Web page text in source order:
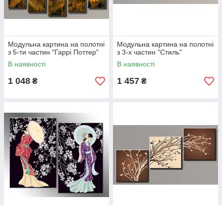
Модульна картина на полотні
з 5-ти частин "Гаррі Поттер"
В наявності
1 048 ₴
Модульна картина на полотні
з 3-х частин "Стиль"
В наявності
1 457 ₴